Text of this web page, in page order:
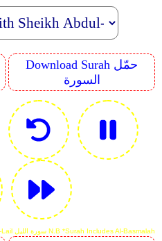
Download Surah حمّل
السورة
Reciting Mujawwadah Audio for 92. Surah Al-Lail سورة الليل N.B *Surah Includes Al-Basmalah